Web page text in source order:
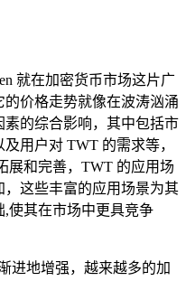
就在加密货币市场这片广
价格走势就像在波涛汹涌
的综合影响，其中包括市
用户对 TWT 的需求等，
展和完善，TWT 的应用场
这些丰富的应用场景为其
使其在市场中更具竞争
进地增强，越来越多的加